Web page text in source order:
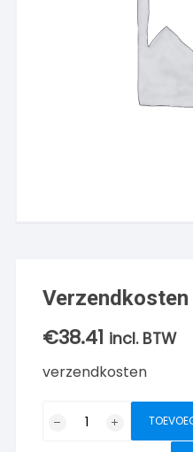
Verzendkosten
€38.41 incl. BTW
verzendkosten